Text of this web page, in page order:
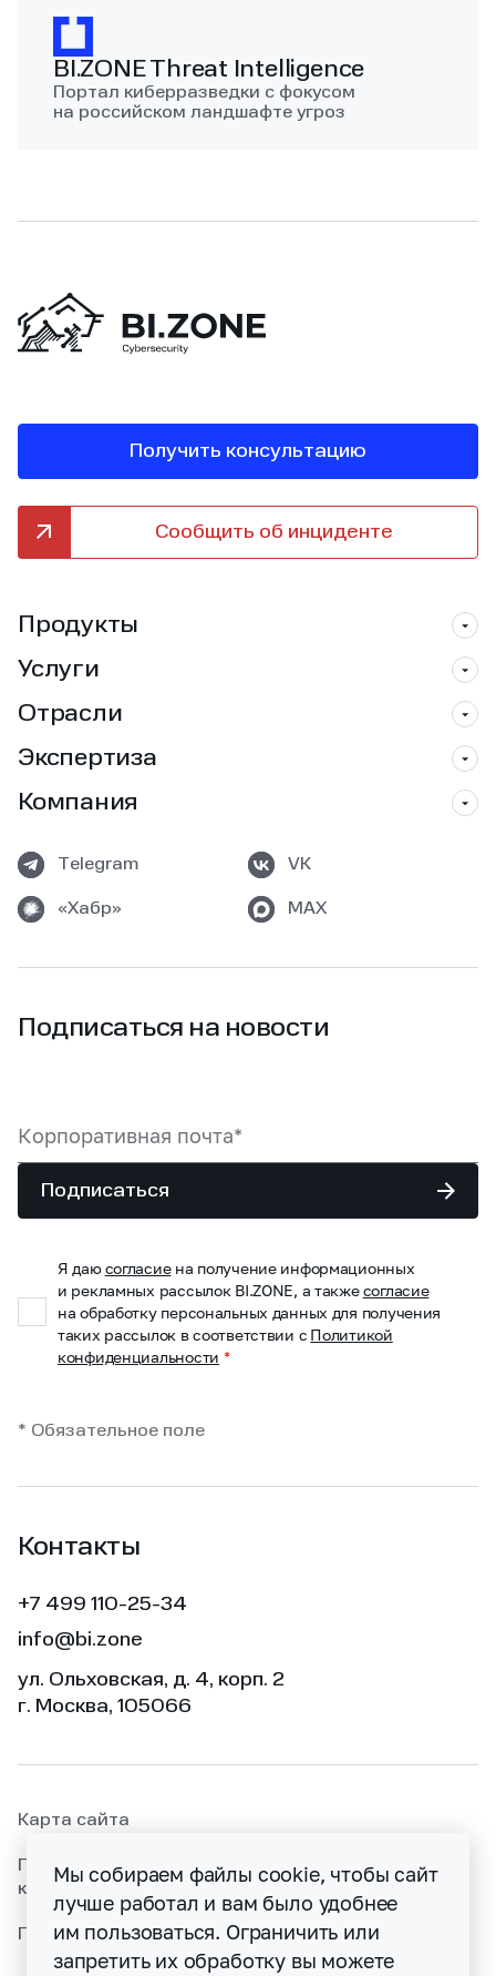
BI.ZONE Threat Intelligence
Портал киберразведки с фокусом
на российском ландшафте угроз
Получить консультацию
Сообщить об инциденте
Продукты
Услуги
Отрасли
Экспертиза
Компания
Telegram VK
«Хабр» MAX
Подписаться на новости
Подписаться
Я даюсогласиена получение информационных
и рекламных рассылок BI.ZONE, а такжесогласие
на обработку персональных данных для получения
таких рассылок в соответствии с Политикой
конфиденциальности *
* Обязательное поле
Контакты
+7 499 110-25-34
info@bi.zone
ул. Ольховская, д. 4, корп. 2
г. Москва, 105066
Политика конфиденциальности
Политика раскрытия информации об уязвимостях
кибербезопасности
Карта сайта
Мы собираем файлы cookie, чтобы сайт
лучше работал и вам было удобнее
им пользоваться. Ограничить или
запретить их обработку вы можете